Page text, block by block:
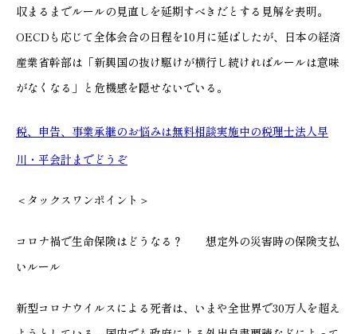
収まるまでルールの見直しを延期すべきだとする見解を表明。
OECDも応じて全体会合の日程を10月に延ばしたが、日本の経済
産業省幹部は「新興国の抜け駆けが横行し続ければルールは意味
がなくなる」と危機感を隠せないでいる。
税、申告、事業承継のお悩みは無料相談実施中の税理士法人早
川・平会計までどうぞ
＜タックスワンポイント＞
コロナ禍で生命保険はどうなる？ 想定外の災害時の保険支払
いルール
新型コロナウイルスによる死者は、いまや全世界で30万人を超え